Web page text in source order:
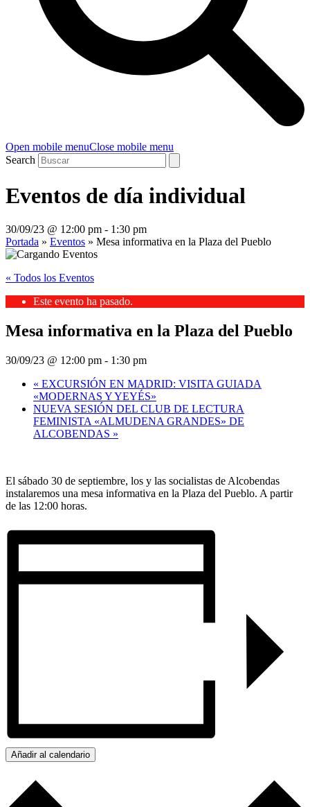
Open mobile menuClose mobile menu
Search
Eventos de día individual
30/09/23 @ 12:00 pm - 1:30 pm
Portada » Eventos » Mesa informativa en la Plaza del Pueblo
« Todos los Eventos
Este evento ha pasado.
Mesa informativa en la Plaza del Pueblo
30/09/23 @ 12:00 pm - 1:30 pm
« EXCURSIÓN EN MADRID: VISITA GUIADA
«MODERNAS Y YEYÉS»
NUEVA SESIÓN DEL CLUB DE LECTURA
FEMINISTA «ALMUDENA GRANDES» DE
ALCOBENDAS »
El sábado 30 de septiembre, los y las socialistas de Alcobendas
instalaremos una mesa informativa en la Plaza del Pueblo. A partir
de las 12:00 horas.
Añadir al calendario